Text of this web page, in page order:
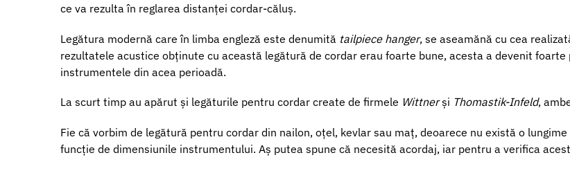
ce va rezulta în reglarea distanței cordar-căluș.
Legătura modernă care în limba engleză este denumită tailpiece hanger, se aseamănă cu cea
rezultatele acustice obținute cu această legătură de cordar erau foarte bune, acesta a devenit
instrumentele din acea perioadă.
La scurt timp au apărut și legăturile pentru cordar create de firmele Wittnerși Thomastik-Infeld,
Fie că vorbim de legătură pentru cordar din nailon, oțel, kevlar sau maț, deoarece nu există o
funcție de dimensiunile instrumentului. Aș putea spune că necesită acordaj, iar pentru a verifica